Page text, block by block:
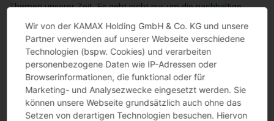
Themen unserer Zeit. Es geht nicht nur um die nachhaltige
auch um soziale Fragen, die von der Gleichberechtigung bis zur
Unternehmensführung reichen.
Herr Sven Schindel, Manager Corporate Strategy &
Development - Sustainability, ist seit dem 1. Januar 2022 für
diese Aktivitäten zuständig und hat die Leitung des
Nachhaltigkeitsprojekts übernommen.
Wir von der KAMAX Holding GmbH & Co. KG und unsere
Partner verwenden auf unserer Webseite verschiedene
Technologien (bspw. Cookies) und verarbeiten
personenbezogene Daten wie IP-Adressen oder
Browserinformationen, die funktional oder für
Marketing- und Analysezwecke eingesetzt werden. Sie
können unsere Webseite grundsätzlich auch ohne das
Setzen von derartigen Technologien besuchen. Hiervon